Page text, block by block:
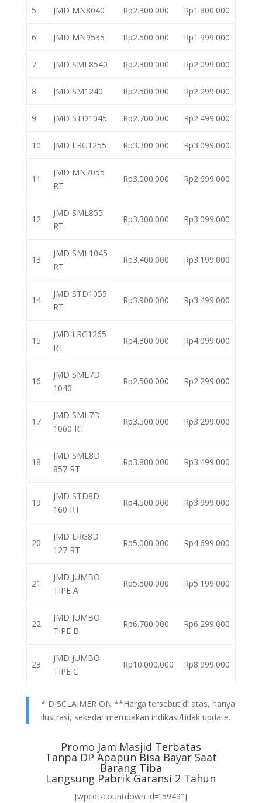
5 JMD MN8040 Rp2.300.000 Rp1.800.000
6 JMD MN9535 Rp2.500.000 Rp1.999.000
7 JMD SML8540 Rp2.300.000 Rp2.099.000
8 JMD SM1240 Rp2.500.000 Rp2.299.000
9 JMD STD1045 Rp2.700.000 Rp2.499.000
10 JMD LRG1255 Rp3.300.000 Rp3.099.000
11
JMD MN7055
RT
Rp3.000.000 Rp2.699.000
12
JMD SML855
RT
Rp3.300.000 Rp3.099.000
13
JMD SML1045
RT
Rp3.400.000 Rp3.199.000
14
JMD STD1055
RT
Rp3.900.000 Rp3.499.000
15
JMD LRG1265
RT
Rp4.300.000 Rp4.099.000
16
JMD SML7D
1040
Rp2.500.000 Rp2.299.000
17
JMD SML7D
1060 RT
Rp3.500.000 Rp3.299.000
18
JMD SML8D
857 RT
Rp3.800.000 Rp3.499.000
19
JMD STD8D
160 RT
Rp4.500.000 Rp3.999.000
20
JMD LRG8D
127 RT
Rp5.000.000 Rp4.699.000
21
JMD JUMBO
TIPE A
Rp5.500.000 Rp5.199.000
22
JMD JUMBO
TIPE B
Rp6.700.000 Rp6.299.000
23
JMD JUMBO
TIPE C
Rp10.000.000 Rp8.999.000
* DISCLAIMER ON **Harga tersebut di atas, hanya
ilustrasi, sekedar merupakan indikasi/tidak update.
Promo Jam Masjid Terbatas
Tanpa DP Apapun Bisa Bayar Saat
Barang Tiba
Langsung Pabrik Garansi 2 Tahun
[wpcdt-countdown id=”5949″]